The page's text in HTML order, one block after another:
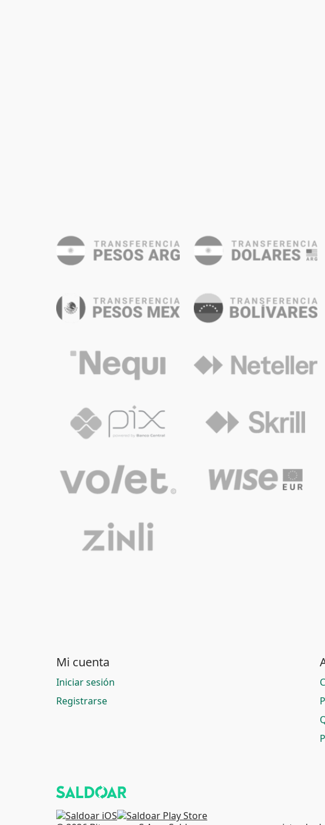
Mi cuenta
Iniciar sesión
Registrarse